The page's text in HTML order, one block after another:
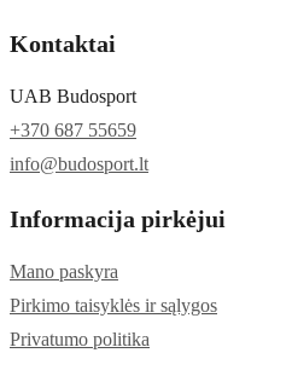
Kontaktai
UAB Budosport
+370 687 55659
info@budosport.lt
Informacija pirkėjui
Mano paskyra
Pirkimo taisyklės ir sąlygos
Privatumo politika